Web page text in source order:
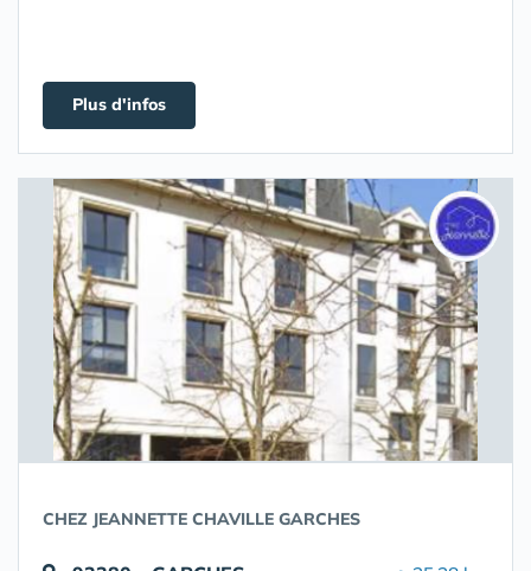
Plus d'infos
CHEZ JEANNETTE CHAVILLE GARCHES